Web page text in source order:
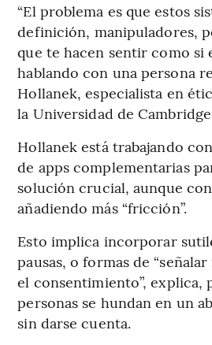
“El problema es que estos
definición, manipuladores,
que te hacen sentir como si
hablando con una persona
Hollanek, especialista en
la Universidad de
Hollanek está trabajando
de apps complementarias
solución crucial, aunque
añadiendo más “fricción”.
Esto implica incorporar
pausas, o formas de
el consentimiento”, explica,
personas se hundan en un
sin darse cuenta.